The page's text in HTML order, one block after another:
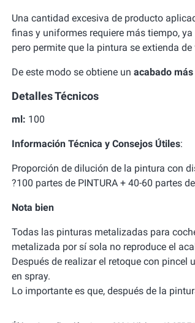
Una cantidad excesiva de producto
finas y uniformes requiere más tiempo,
pero permite que la pintura se extienda
De este modo se obtiene un acabado
Detalles Técnicos
ml: 100
Información Técnica y Consejos Útiles:
Proporción de dilución de la pintura con
?100 partes de PINTURA + 40-60 partes
Nota bien
Todas las pinturas metalizadas para
metalizada por sí sola no reproduce el
Después de realizar el retoque con
en spray.
Lo importante es que, después de la